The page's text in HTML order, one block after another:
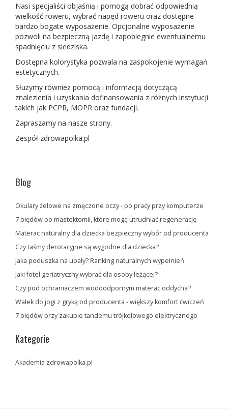
Nasi specjaliści objaśnią i pomogą dobrać odpowiednią
wielkość roweru, wybrać napęd roweru oraz dostępne
bardzo bogate wyposażenie. Opcjonalne wyposażenie
pozwoli na bezpieczną jazdę i zapobiegnie ewentualnemu
spadnięciu z siedziska.
Dostępna kolorystyka pozwala na zaspokojenie wymagań
estetycznych.
Służymy również pomocą i informacją dotyczącą
znalezienia i uzyskania dofinansowania z różnych instytucji
takich jak PCPR, MOPR oraz fundacji.
Zapraszamy na nasze strony.
Zespół zdrowapolka.pl
Blog
Okulary żelowe na zmęczone oczy - po pracy przy komputerze
7 błędów po mastektomii, które mogą utrudniać regenerację
Materac naturalny dla dziecka bezpieczny wybór od producenta
Czy taśmy derotacyjne są wygodne dla dziecka?
Jaka poduszka na upały? Ranking naturalnych wypełnień
Jaki fotel geriatryczny wybrać dla osoby leżącej?
Czy pod ochraniaczem wodoodpornym materac oddycha?
Wałek do jogi z gryką od producenta - większy komfort ćwiczeń
7 błędów przy zakupie tandemu trójkołowego elektrycznego
Kategorie
Akademia zdrowapolka.pl